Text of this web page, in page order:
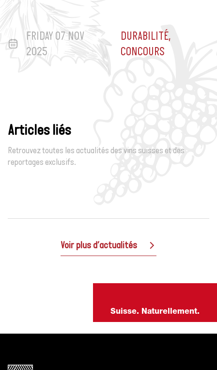
FRIDAY 07 NOV
2025
DURABILITÉ,
CONCOURS
Articles liés
Retrouvez toutes les actualités des vins suisses et des
reportages exclusifs.
Voir plus d’actualités
Suisse. Naturellement.